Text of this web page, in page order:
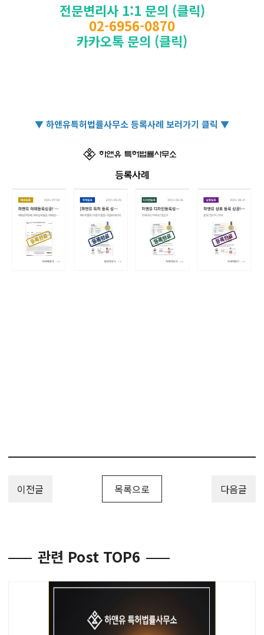
전문변리사 1:1 문의 (클릭)
02-6956-0870
카카오톡 문의 (클릭)
▼ 하앤유특허법률사무소 등록사례 보러가기 클릭 ▼
이전글 목록으로 다음글
관련 Post TOP6